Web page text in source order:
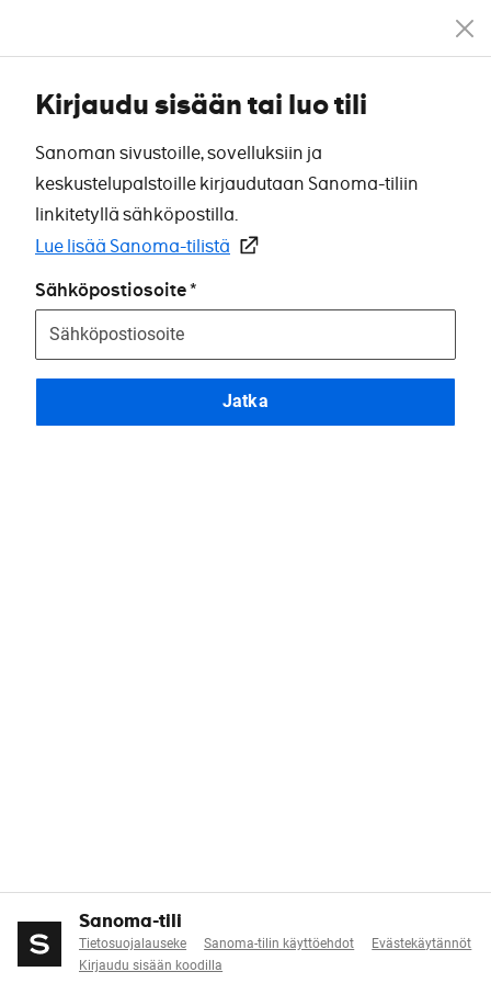
Kirjaudu sisään tai luo tili
Sanoman sivustoille, sovelluksiin ja
keskustelupalstoille kirjaudutaan Sanoma-tiliin
linkitetyllä sähköpostilla.
Lue lisää Sanoma-tilistä
Sähköpostiosoite
Jatka
Sanoma-tili
Tietosuojalauseke Sanoma-tilin käyttöehdot
Evästekäytännöt
Kirjaudu sisään koodilla